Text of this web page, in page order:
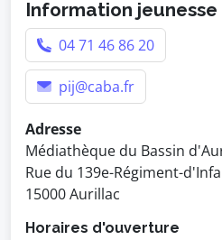
Information jeunesse
04 71 46 86 20
pij@caba.fr
Adresse
Médiathèque du Bassin
Rue du 139e-Régiment-
15000 Aurillac
Horaires d'ouverture